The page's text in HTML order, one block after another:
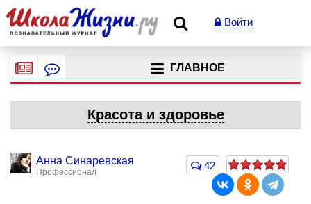
Войти
ГЛАВНОЕ
Красота и здоровье
Анна Синаревская
Профессионал
42